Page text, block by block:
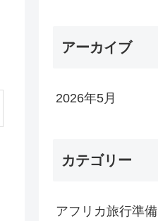
アーカイブ
2026年5月
カテゴリー
アフリカ旅行準備